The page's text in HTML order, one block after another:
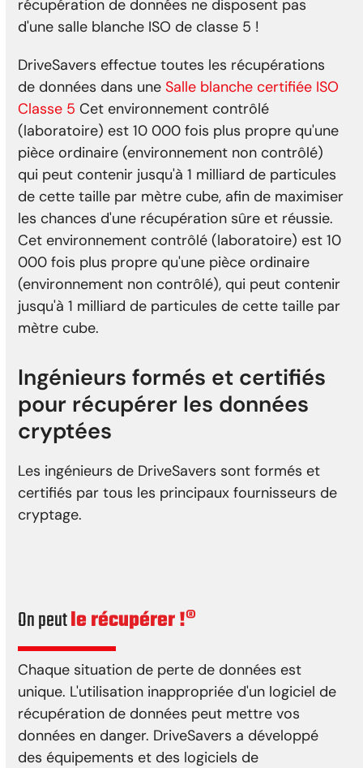
récupération de données ne disposent pas
d'une salle blanche ISO de classe 5 !
DriveSavers effectue toutes les récupérations
de données dans uneSalle blanche certifiée ISO
Classe 5 Cet environnement contrôlé
(laboratoire) est 10 000 fois plus propre qu'une
pièce ordinaire (environnement non contrôlé)
qui peut contenir jusqu'à 1 milliard de particules
de cette taille par mètre cube, afin de maximiser
les chances d'une récupération sûre et réussie.
Cet environnement contrôlé (laboratoire) est 10
000 fois plus propre qu'une pièce ordinaire
(environnement non contrôlé), qui peut contenir
jusqu'à 1 milliard de particules de cette taille par
mètre cube.
Ingénieurs formés et certifiés
pour récupérer les données
cryptées
Les ingénieurs de DriveSavers sont formés et
certifiés par tous les principaux fournisseurs de
cryptage.
On peutle récupérer !®
Chaque situation de perte de données est
unique. L'utilisation inappropriée d'un logiciel de
récupération de données peut mettre vos
données en danger. DriveSavers a développé
des équipements et des logiciels de